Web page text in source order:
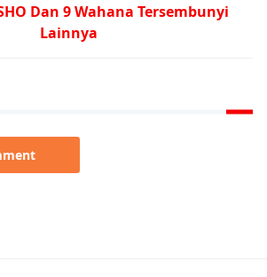
Dan 9 Wahana Tersembunyi
Lainnya